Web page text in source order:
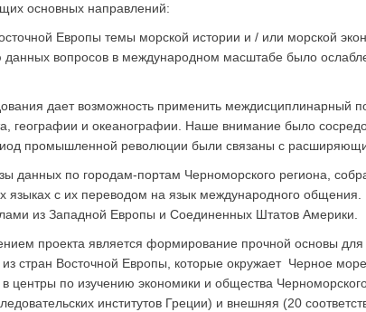
основных направлений:
Европы темы морской истории и / или морской
данных вопросов в международном масштабе было
дает возможность применить междисциплинарный
географии и океанографии. Наше внимание было
промышленной революции были связаны с
данных по городам-портам Черноморского региона,
с их переводом на язык международного
из Западной Европы и Соединенных Штатов Америки.
проекта является формирование прочной основы для
из стран Восточной Европы, которые окружает Черное
по изучению экономики и общества
институтов Греции) и внешняя (20